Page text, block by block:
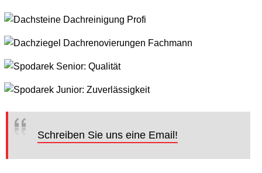
Schreiben Sie uns eine Email!